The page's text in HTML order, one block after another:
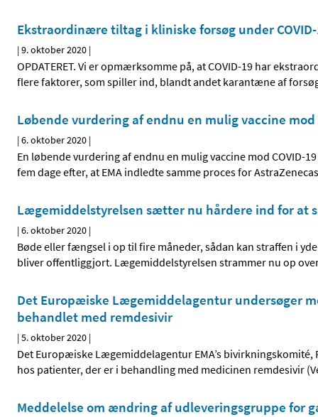
Ekstraordinære tiltag i kliniske forsøg under
|9. oktober 2020 |
OPDATERET. Vi er opmærksomme på, at COVID-19 har
flere faktorer, som spiller ind, blandt andet karantæne af
Løbende vurdering af endnu en mulig vaccine mod
|6. oktober 2020 |
En løbende vurdering af endnu en mulig vaccine mod
fem dage efter, at EMA indledte samme proces for
Lægemiddelstyrelsen sætter nu hårdere ind for at
|6. oktober 2020 |
Bøde eller fængsel i op til fire måneder, sådan kan straffen i
bliver offentliggjort. Lægemiddelstyrelsen strammer nu op
Det Europæiske Lægemiddelagentur undersøger
behandlet med remdesivir
|5. oktober 2020 |
Det Europæiske Lægemiddelagentur EMA’s
hos patienter, der er i behandling med medicinen remdesivir
Meddelelse om ændring af udleveringsgruppe for